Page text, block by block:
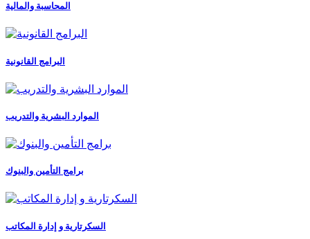
المحاسبة والمالية
البرامج القانونية
الموارد البشرية والتدريب
برامج التأمين والبنوك
السكرتارية و إدارة المكاتب